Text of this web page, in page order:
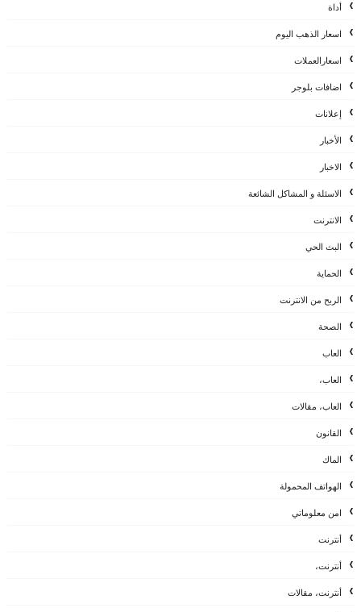
أداة
اسعار الذهب اليوم
اسعارالعملات
اضافات بلوجر
إعلانات
الأخبار
الاخبار
الاسئلة و المشاكل الشائعة
الانترنت
البث الحي
الحماية
الربح من الانترنت
الصحة
العاب
العاب،
العاب، مقالات
القانون
الماك
الهواتف المحمولة
امن معلوماتي
أنترنت
أنترنت،
أنترنت، مقالات